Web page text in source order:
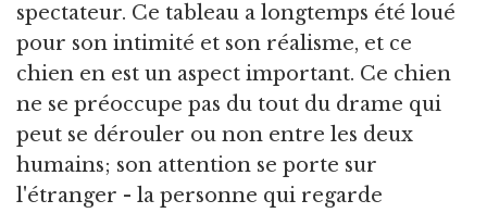
spectateur. Ce tableau a longtemps été loué
pour son intimité et son réalisme, et ce
chien en est un aspect important. Ce chien
ne se préoccupe pas du tout du drame qui
peut se dérouler ou non entre les deux
humains; son attention se porte sur
l'étranger - la personne qui regarde